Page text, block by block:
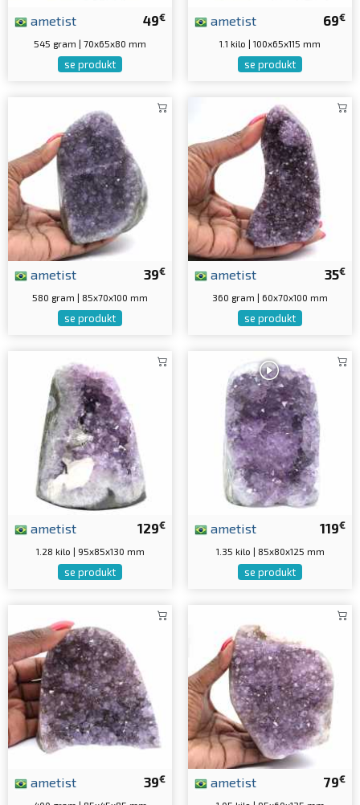
49€
ametist
545 gram | 70x65x80 mm
se produkt
69€
ametist
1.1 kilo | 100x65x115 mm
se produkt
39€
ametist
580 gram | 85x70x100 mm
se produkt
35€
ametist
360 gram | 60x70x100 mm
se produkt
129€
ametist
1.28 kilo | 95x85x130 mm
se produkt
119€
ametist
1.35 kilo | 85x80x125 mm
se produkt
39€
ametist 79€
ametist